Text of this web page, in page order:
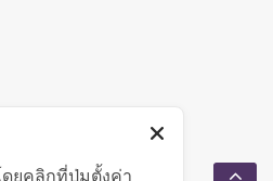
ยคลิกที่ปุ่มตั้งค่า